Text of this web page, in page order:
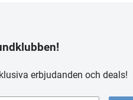
erbjudanden och deals!